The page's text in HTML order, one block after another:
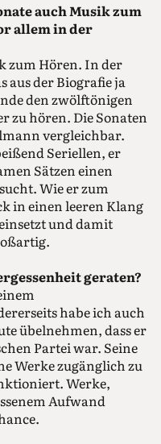
auch Musik zum
allem in der
zum Hören. In der
aus der Biografie ja
den zwölftönigen
zu hören. Die Sonaten
vergleichbar.
Seriellen, er
Sätzen einen
Wie er zum
in einen leeren Klang
und damit
geraten?
habe ich auch
übelnehmen, dass er
Partei war. Seine
Werke zugänglich zu
Werke,
Aufwand